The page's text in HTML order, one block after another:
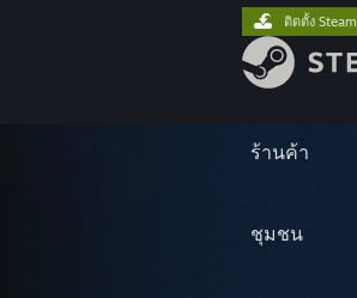
ร้านค้า
ชุมชน
ติดตั้ง Steam